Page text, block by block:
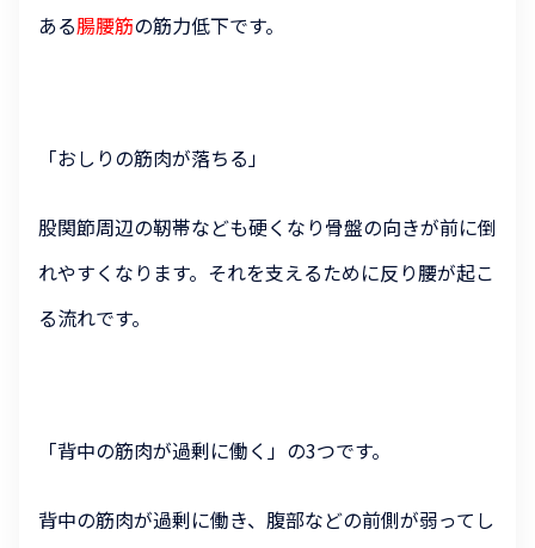
ある腸腰筋の筋力低下です。
「おしりの筋肉が落ちる」
股関節周辺の靭帯なども硬くなり骨盤の向きが前に倒
れやすくなります。それを支えるために反り腰が起こ
る流れです。
「背中の筋肉が過剰に働く」の3つです。
背中の筋肉が過剰に働き、腹部などの前側が弱ってし